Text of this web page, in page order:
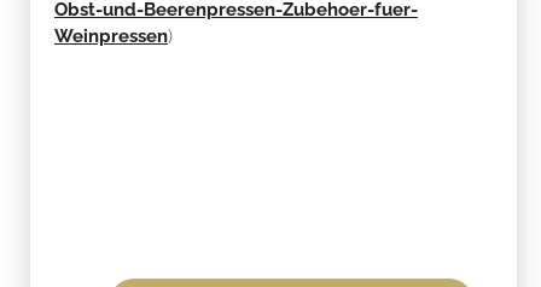
Obst-und-Beerenpressen-Zubehoer-fuer-
Weinpressen)